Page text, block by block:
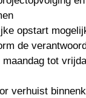
opstart
de
tot
verhuist